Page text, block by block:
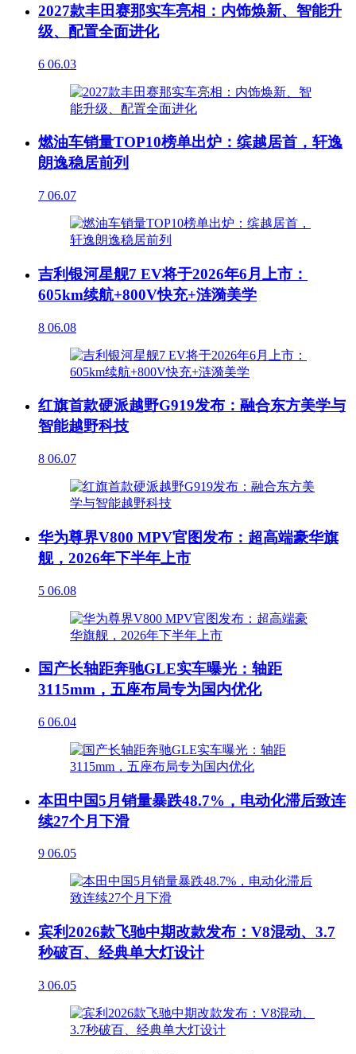
2027款丰田赛那实车亮相：内饰焕新、智能升
级、配置全面进化
6 06.03
燃油车销量TOP10榜单出炉：缤越居首，轩逸
朗逸稳居前列
7 06.07
吉利银河星舰7 EV将于2026年6月上市：
605km续航+800V快充+涟漪美学
8 06.08
红旗首款硬派越野G919发布：融合东方美学与
智能越野科技
8 06.07
华为尊界V800 MPV官图发布：超高端豪华旗
舰，2026年下半年上市
5 06.08
国产长轴距奔驰GLE实车曝光：轴距
3115mm，五座布局专为国内优化
6 06.04
本田中国5月销量暴跌48.7%，电动化滞后致连
续27个月下滑
9 06.05
宾利2026款飞驰中期改款发布：V8混动、3.7
秒破百、经典单大灯设计
3 06.05